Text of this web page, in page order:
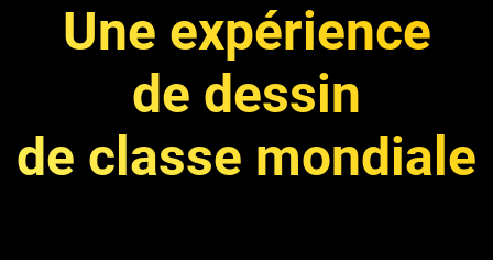
Une expérience
de dessin
de classe mondiale